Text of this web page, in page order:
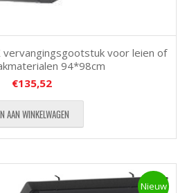
vervangingsgootstuk voor leien of
94*98cm
€135,52
AAN WINKELWAGEN
Nieuw